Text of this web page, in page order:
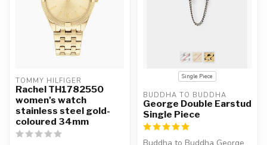
TOMMY HILFIGER
Rachel TH1782550
women's watch
stainless steel gold-
coloured 34mm
Single Piece
BUDDHA TO BUDDHA
George Double Earstud
Single Piece